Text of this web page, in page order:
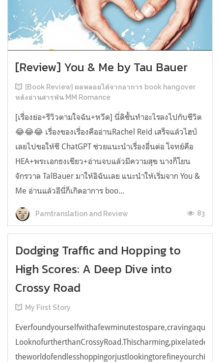
[Review] You & Me by Tau Bauer
[Book Review] ผลพลอยได้จากอาการ book hangover
หลังอ่านสารพัน MM Romance
[เรื่องย่อ+รีวิวตามใจฉัน+หวีด] นี่ดิชั้นทำอะไรลงไปกับชีวิต
😂😂😂 เรื่องของเรื่องคืออ่านRachel Reid เสร็จแล้วไฮป์
เลยไปขอให้ชี ChatGPT ช่วยแนะนำเรื่องอื่นต่อ โจทย์คือ
HEA+พระเอกธงเขียว+อ่านจบแล้วมีความสุข นางก็โยน
จักรวาล TalBauer มาให้อิฉันเลย แนะนำให้เริ่มจาก You &
Me อ่านแล้วอีนี่ก็เกิดอาการ boo...
Parntranslation and Review 83
Dodging Traffic and Hopping to
High Scores: A Deep Dive into
Crossy Road
My First Story